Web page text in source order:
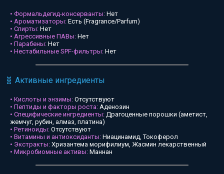
• Формальдегид-консерванты: Нет
• Ароматизаторы: Есть (Fragrance/Parfum)
• Спирты: Нет
• Агрессивные ПАВы: Нет
• Парабены: Нет
• Нестабильные SPF-фильтры: Нет
🧬 Активные ингредиенты
• Кислоты и энзимы: Отсутствуют
• Пептиды и факторы роста: Аденозин
• Специфические ингредиенты: Драгоценные порошки (аметист,
жемчуг, рубин, алмаз, платина)
• Ретиноиды: Отсутствуют
• Витамины и антиоксиданты: Ниацинамид, Токоферол
• Экстракты: Хризантема морифилиум, Жасмин лекарственный
• Микробиомные активы: Маннан